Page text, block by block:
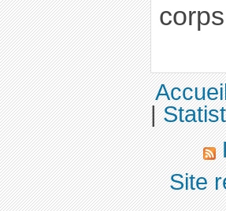
|
Site